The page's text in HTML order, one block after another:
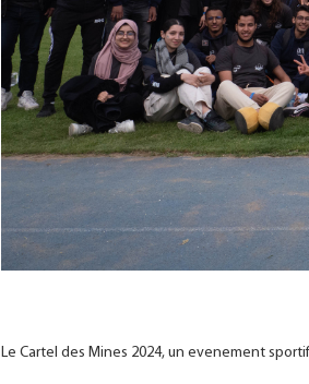
Le Cartel des Mines 2024, un evenement